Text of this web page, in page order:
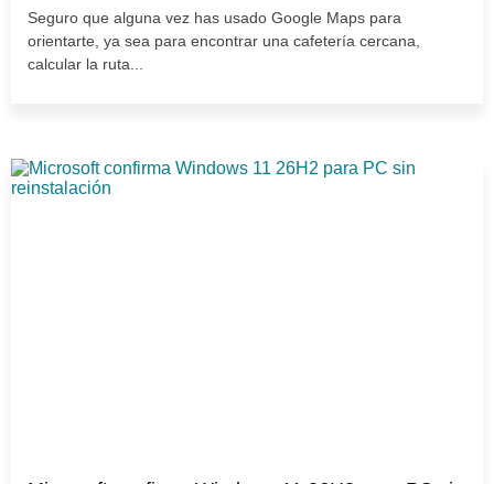
Seguro que alguna vez has usado Google Maps para
orientarte, ya sea para encontrar una cafetería cercana,
calcular la ruta...